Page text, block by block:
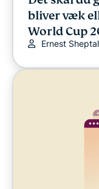
bliver væk
World Cup
Ernest